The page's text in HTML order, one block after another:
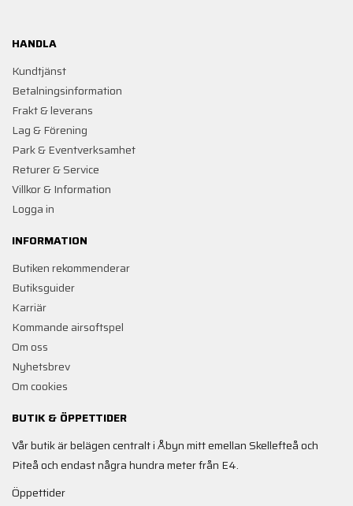
HANDLA
Kundtjänst
Betalningsinformation
Frakt & leverans
Lag & Förening
Park & Eventverksamhet
Returer & Service
Villkor & Information
Logga in
INFORMATION
Butiken rekommenderar
Butiksguider
Karriär
Kommande airsoftspel
Om oss
Nyhetsbrev
Om cookies
BUTIK & ÖPPETTIDER
Vår butik är belägen centralt i Åbyn mitt emellan Skellefteå och
Piteå och endast några hundra meter från E4.
Öppettider